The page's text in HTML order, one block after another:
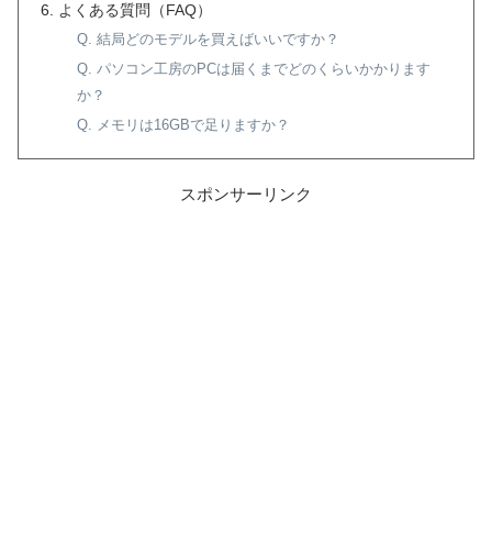
よくある質問（FAQ）
Q. 結局どのモデルを買えばいいですか？
Q. パソコン工房のPCは届くまでどのくらいかかります
か？
Q. メモリは16GBで足りますか？
スポンサーリンク